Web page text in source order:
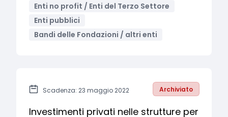
Enti no profit / Enti del Terzo Settore
Enti pubblici
Bandi delle Fondazioni / altri enti
Scadenza: 23 maggio 2022 Archiviato
Investimenti privati nelle strutture per